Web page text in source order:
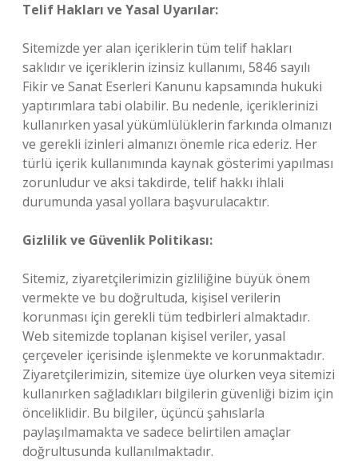
Telif Hakları ve Yasal Uyarılar:
Sitemizde yer alan içeriklerin tüm telif hakları
saklıdır ve içeriklerin izinsiz kullanımı, 5846 sayılı
Fikir ve Sanat Eserleri Kanunu kapsamında hukuki
yaptırımlara tabi olabilir. Bu nedenle, içeriklerinizi
kullanırken yasal yükümlülüklerin farkında olmanızı
ve gerekli izinleri almanızı önemle rica ederiz. Her
türlü içerik kullanımında kaynak gösterimi yapılması
zorunludur ve aksi takdirde, telif hakkı ihlali
durumunda yasal yollara başvurulacaktır.
Gizlilik ve Güvenlik Politikası:
Sitemiz, ziyaretçilerimizin gizliliğine büyük önem
vermekte ve bu doğrultuda, kişisel verilerin
korunması için gerekli tüm tedbirleri almaktadır.
Web sitemizde toplanan kişisel veriler, yasal
çerçeveler içerisinde işlenmekte ve korunmaktadır.
Ziyaretçilerimizin, sitemize üye olurken veya sitemizi
kullanırken sağladıkları bilgilerin güvenliği bizim için
önceliklidir. Bu bilgiler, üçüncü şahıslarla
paylaşılmamakta ve sadece belirtilen amaçlar
doğrultusunda kullanılmaktadır.